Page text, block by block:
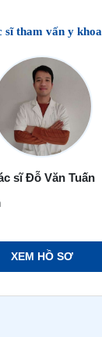
sĩ tham vấn y khoa
sĩ Đỗ Văn Tuấn
XEM HỒ SƠ